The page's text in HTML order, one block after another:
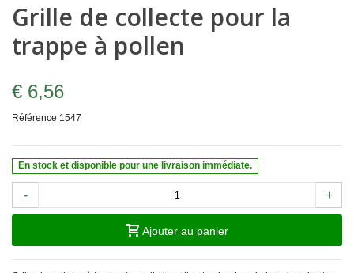
Grille de collecte pour la
trappe à pollen
€ 6,56
Référence 1547
En stock et disponible pour une livraison immédiate.
- +
Ajouter au panier